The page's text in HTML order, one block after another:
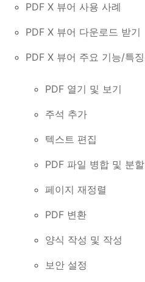
PDF X 뷰어 사용 사례
PDF X 뷰어 다운로드 받기
PDF X 뷰어 주요 기능/특징
PDF 열기 및 보기
주석 추가
텍스트 편집
PDF 파일 병합 및 분할
페이지 재정렬
PDF 변환
양식 작성 및 작성
보안 설정